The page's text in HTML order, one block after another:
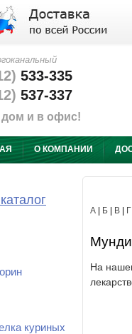
533-335
537-337
дом и в офис!
О КОМПАНИИ
куриных
А Б В Г
На